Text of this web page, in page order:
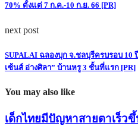
70% ตั้งแต่ 7 ก.ค.-10 ก.ย. 66 [PR]
next post
SUPALAI ฉลองบุก จ.ชลบุรีครบรอบ 10
เซ้นส์ อ่างศิลา” บ้านหรู 3 ชั้นที่แรก [PR]
You may also like
เด็กไทยมีปัญหาสายตาเร็ว